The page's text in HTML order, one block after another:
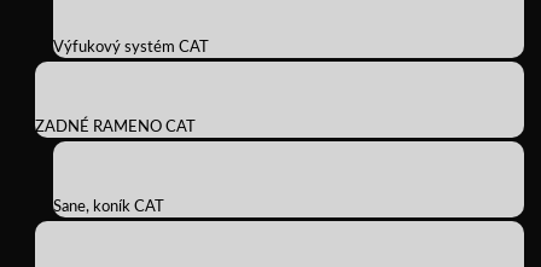
Výfukový systém CAT
ZADNÉ RAMENO CAT
Sane, koník CAT